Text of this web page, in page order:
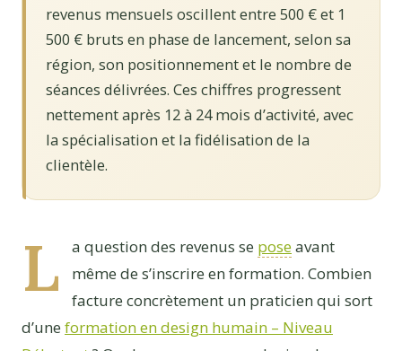
revenus mensuels oscillent entre 500 € et 1
500 € bruts en phase de lancement, selon sa
région, son positionnement et le nombre de
séances délivrées. Ces chiffres progressent
nettement après 12 à 24 mois d’activité, avec
la spécialisation et la fidélisation de la
clientèle.
L a question des revenus se poseavant
même de s’inscrire en formation. Combien
facture concrètement un praticien qui sort
d’une formation en design humain – Niveau